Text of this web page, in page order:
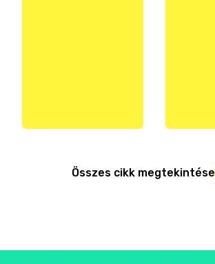
Összes cikk megtekintése